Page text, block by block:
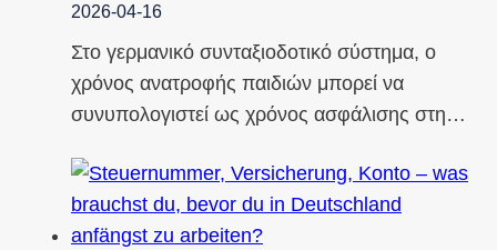
2026-04-16
Στο γερμανικό συνταξιοδοτικό σύστημα, ο
χρόνος ανατροφής παιδιών μπορεί να
συνυπολογιστεί ως χρόνος ασφάλισης στη…